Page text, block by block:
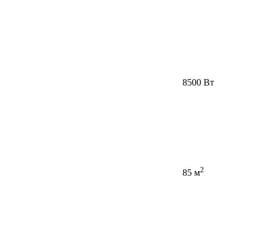
8500 Вт
85 м2